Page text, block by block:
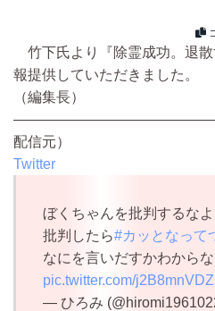
竹下氏より『除霊成功。退
報提供していただきました。
（編集長）
配信元）
Twitter
ぼくちゃんを批判するな
批判したら#カッとなって
なにを言いだすかわから
pic.twitter.com/
— ひろみ